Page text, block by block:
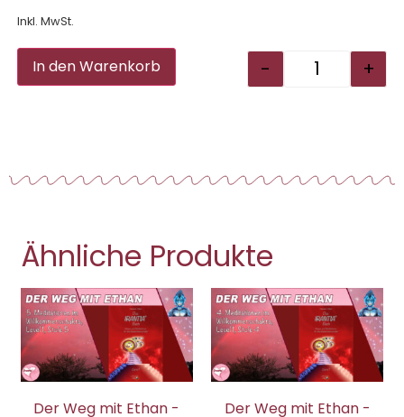
Inkl. MwSt.
- +
In den Warenkorb Alternative:
Ähnliche Produkte
Der Weg mit Ethan -
Der Weg mit Ethan -